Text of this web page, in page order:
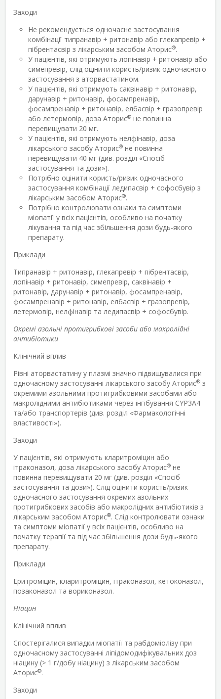
Заходи
Не рекомендується одночасне застосування
комбінації типранавір + ритонавір або глекапревір +
пібрентасвір з лікарським засобом Аторис®.
У пацієнтів, які отримують лопінавір + ритонавір або
симепревір, слід оцінити користь/ризик одночасного
застосування з аторвастатином.
У пацієнтів, які отримують саквінавір + ритонавір,
дарунавір + ритонавір, фосампренавір,
фосампренавір + ритонавір, елбасвір + гразопревір
або летермовір, доза Аторис® не повинна
перевищувати 20 мг.
У пацієнтів, які отримують нелфінавір, доза
лікарського засобу Аторис® не повинна
перевищувати 40 мг (див. розділ «Спосіб
застосування та дози»).
Потрібно оцінити користь/ризик одночасного
застосування комбінації ледипасвір + софосбувір з
лікарським засобом Аторис®.
Потрібно контролювати ознаки та симптоми
міопатії у всіх пацієнтів, особливо на початку
лікування та під час збільшення дози будь-якого
препарату.
Приклади
Типранавір + ритонавір, глекапревір + пібрентасвір,
лопінавір + ритонавір, симепревір, саквінавір +
ритонавір, дарунавір + ритонавір, фосампренавір,
фосампренавір + ритонавір, елбасвір + гразопревір,
летермовір, нелфінавір та ледипасвір + софосбувір.
Окремі азольні протигрибкові засоби або макролідні
антибіотики
Клінічний вплив
Рівні аторвастатину у плазмі значно підвищувалися при
одночасному застосуванні лікарського засобу Аторис® з
окремими азольними протигрибковими засобами або
макролідними антибіотиками через інгібування CYP3A4
та/або транспортерів (див. розділ «Фармакологічні
властивості»).
Заходи
У пацієнтів, які отримують кларитроміцин або
ітраконазол, доза лікарського засобу Аторис® не
повинна перевищувати 20 мг (див. розділ «Спосіб
застосування та дози»). Слід оцінити користь/ризик
одночасного застосування окремих азольних
протигрибкових засобів або макролідних антибіотиків з
лікарським засобом Аторис®. Слід контролювати ознаки
та симптоми міопатії у всіх пацієнтів, особливо на
початку терапії та під час збільшення дози будь-якого
препарату.
Приклади
Еритроміцин, кларитроміцин, ітраконазол, кетоконазол,
позаконазол та вориконазол.
Ніацин
Клінічний вплив
Спостерігалися випадки міопатії та рабдоміолізу при
одночасному застосуванні ліпідомодифікувальних доз
ніацину (> 1 г/добу ніацину) з лікарським засобом
Аторис®.
Заходи